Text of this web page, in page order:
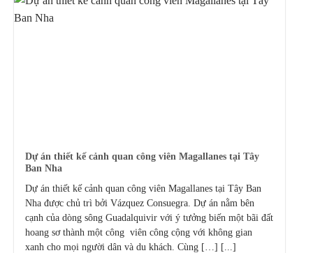
Dự án thiết kế cảnh quan công viên Magallanes tại Tây
Ban Nha
Dự án thiết kế cảnh quan công viên Magallanes tại Tây Ban
Nha được chủ trì bởi Vázquez Consuegra. Dự án nằm bên
cạnh của dòng sông Guadalquivir với ý tưởng biến một bãi đất
hoang sơ thành một công viên công cộng với không gian
xanh cho mọi người dân và du khách. Cùng […] [...]